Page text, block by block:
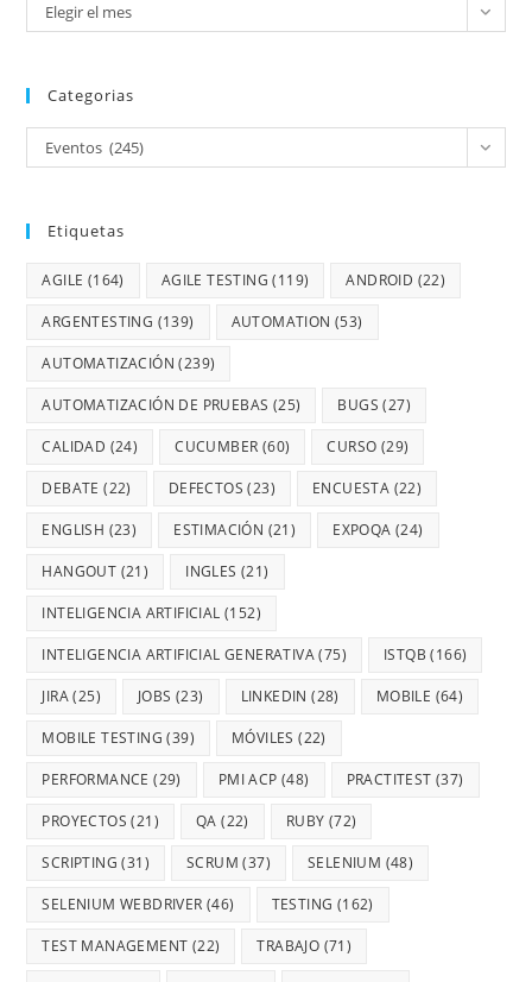
Elegir el mes
Categorias
Eventos (245)
Etiquetas
AGILE (164) AGILE TESTING (119) ANDROID (22)
ARGENTESTING (139) AUTOMATION (53)
AUTOMATIZACIÓN (239)
AUTOMATIZACIÓN DE PRUEBAS (25) BUGS (27)
CALIDAD (24) CUCUMBER (60) CURSO (29)
DEBATE (22) DEFECTOS (23) ENCUESTA (22)
ENGLISH (23) ESTIMACIÓN (21) EXPOQA (24)
HANGOUT (21) INGLES (21)
INTELIGENCIA ARTIFICIAL (152)
INTELIGENCIA ARTIFICIAL GENERATIVA(75) ISTQB (166)
JIRA(25) JOBS (23) LINKEDIN (28) MOBILE (64)
MOBILE TESTING (39) MÓVILES (22)
PERFORMANCE (29) PMI ACP (48) PRACTITEST (37)
PROYECTOS (21) QA (22) RUBY (72)
SCRIPTING (31) SCRUM (37) SELENIUM (48)
SELENIUM WEBDRIVER (46) TESTING (162)
TEST MANAGEMENT (22) TRABAJO (71)